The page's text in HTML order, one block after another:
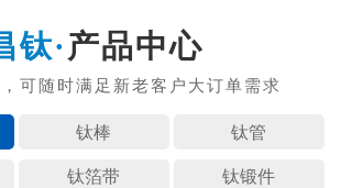
产品中心
钛棒 钛管
钛箔带 钛锻件